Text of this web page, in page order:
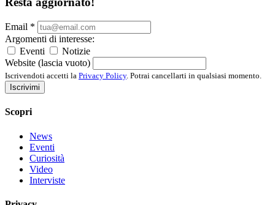
Email *
Argomenti di interesse:
Eventi
Notizie
Website (lascia vuoto)
Iscrivendoti accetti la Privacy Policy. Potrai cancellarti in qualsiasi momento.
Iscrivimi
Scopri
News
Eventi
Curiosità
Video
Interviste